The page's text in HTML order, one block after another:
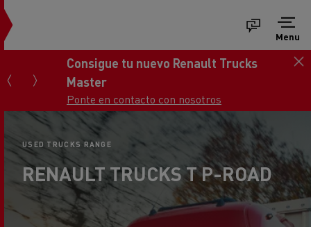
Menu
Consigue tu nuevo Renault Trucks
Master
Ponte en contacto con nosotros
USED TRUCKS RANGE
RENAULT TRUCKS T P-ROAD